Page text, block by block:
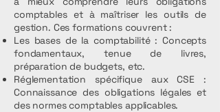
comptables et à maîtriser les outils de
gestion. Ces formations couvrent :
Les bases de la comptabilité : Concepts
fondamentaux, tenue de livres,
préparation de budgets, etc.
Réglementation spécifique aux CSE :
Connaissance des obligations légales et
des normes comptables applicables.